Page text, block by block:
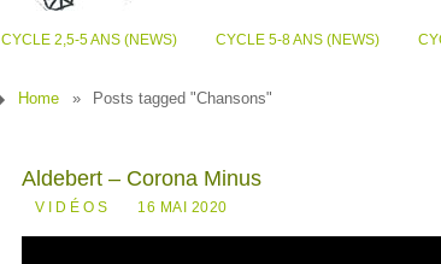
CYCLE 2,5-5 ANS (NEWS) CYCLE 5-8 ANS (NEWS)
Home » Posts tagged "Chansons"
Aldebert – Corona Minus
VIDÉOS 16 MAI 2020